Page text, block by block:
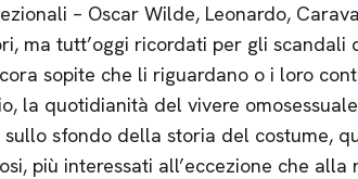
– Oscar Wilde, Leonardo,
ma tutt’oggi ricordati per gli scandali
sopite che li riguardano o i loro
la quotidianità del vivere
sfondo della storia del costume,
più interessati all’eccezione che alla